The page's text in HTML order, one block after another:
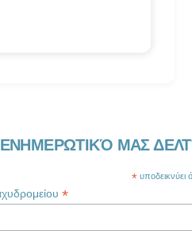
ΜΑΣ
* υποδεικνύει
*